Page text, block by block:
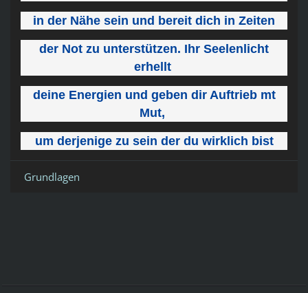
in der Nähe sein und bereit dich in Zeiten
der Not zu unterstützen. Ihr Seelenlicht
erhellt
deine Energien und geben dir Auftrieb mt
Mut,
um derjenige zu sein der du wirklich bist
Grundlagen